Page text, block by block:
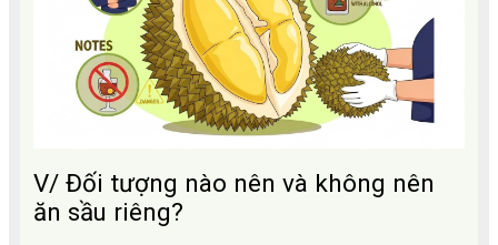
V/ Đối tượng nào nên và không nên
ăn sầu riêng?